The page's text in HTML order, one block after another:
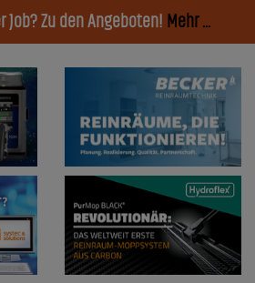
Job? Zu den Angeboten! Mehr ...